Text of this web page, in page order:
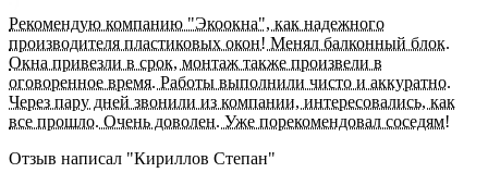
Рекомендую компанию "Экоокна", как надежного
производителя пластиковых окон! Менял балконный блок.
Окна привезли в срок, монтаж также произвели в
оговоренное время. Работы выполнили чисто и аккуратно.
Через пару дней звонили из компании, интересовались, как
все прошло. Очень доволен. Уже порекомендовал соседям!
Отзыв написал "Кириллов Степан"